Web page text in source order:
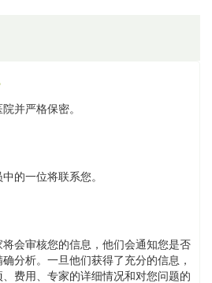
并严格保密。
的一位将联系您。
会审核您的信息，他们会通知您是否
分析。一旦他们获得了充分的信息，
费用、专家的详细情况和对您问题的